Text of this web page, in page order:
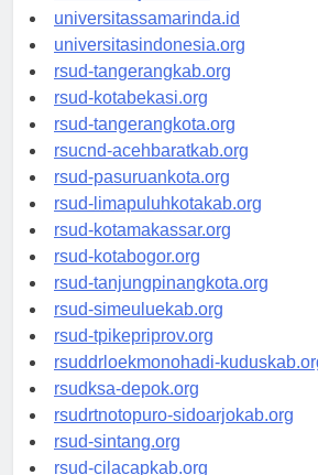
universitasjakarta.id
universitassamarinda.id
universitasindonesia.org
rsud-tangerangkab.org
rsud-kotabekasi.org
rsud-tangerangkota.org
rsucnd-acehbaratkab.org
rsud-pasuruankota.org
rsud-limapuluhkotakab.org
rsud-kotamakassar.org
rsud-kotabogor.org
rsud-tanjungpinangkota.org
rsud-simeuluekab.org
rsud-tpikepriprov.org
rsuddrloekmonohadi-kuduskab.org
rsudksa-depok.org
rsudrtnotopuro-sidoarjokab.org
rsud-sintang.org